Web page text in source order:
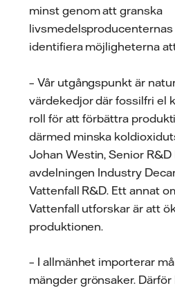
minst genom att granska
identifiera möjligheterna
– Vår utgångspunkt är
värdekedjor där fossilfri el
roll för att förbättra
därmed minska
Johan Westin, Senior
avdelningen Industry
Vattenfall R&D. Ett annat
Vattenfall utforskar är att
produktionen.
– I allmänhet importerar
mängder grönsaker.